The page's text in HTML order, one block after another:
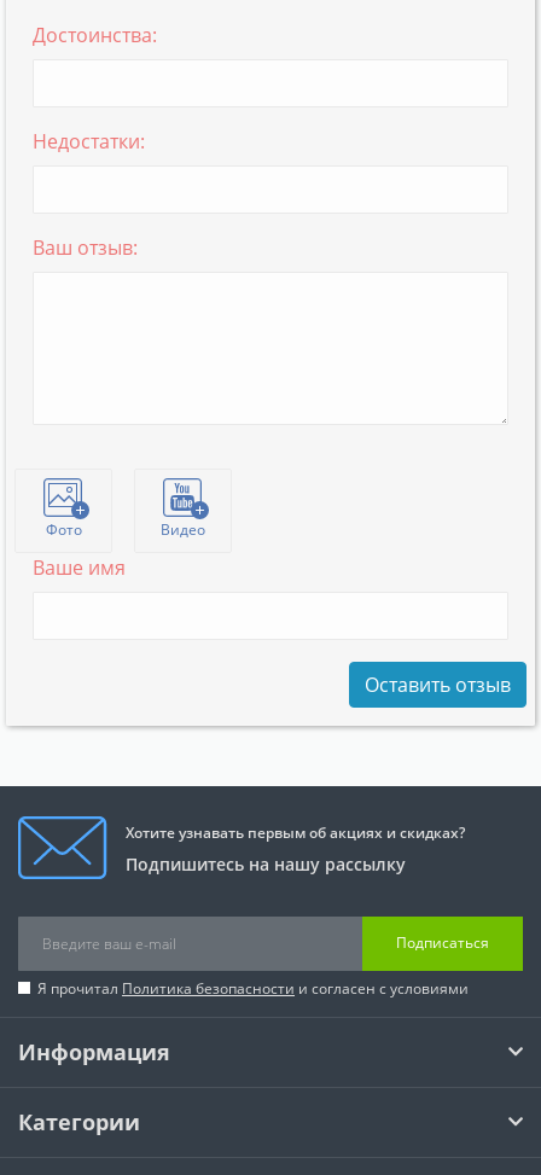
Достоинства:
Недостатки:
Ваш отзыв:
Фото Видео
Ваше имя
Оставить отзыв
Хотите узнавать первым об акциях и скидках?
Подпишитесь на нашу рассылку
Подписаться
Я прочитал Политика безопасности и согласен с условиями
Информация
Категории